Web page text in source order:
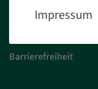
Newsletter
Barrierefreiheit
Impressum